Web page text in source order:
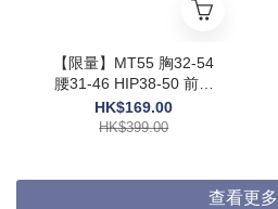
【限量】MT55 胸32-54
腰31-46 HIP38-50 前長
48 後長50 $399
HK$169.00
HK$399.00
查看更多